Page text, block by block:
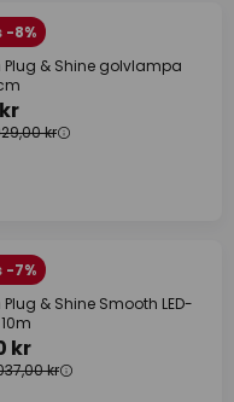
-8%
& Shine golvlampa
kr
-7%
& Shine Smooth LED-
kr
kr